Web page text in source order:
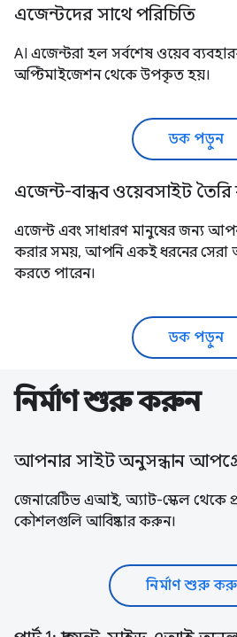
এজেন্টদের সাথে পরিচিতি
AI এজেন্টরা হল সর্বশেষ ওয়েব
অপ্টিমাইজেশন থেকে উপকৃত হয়।
ডক পড়ুন
এজেন্ট-বান্ধব ওয়েবসাইট
এজেন্ট এবং সাধারণ মানুষের জন্য
করার সময়, আপনি একই ধরনের
করতে পারেন।
ডক পড়ুন
নির্মাণ শুরু করুন
আপনার সাইট অনুসন্ধান
জেনারেটিভ এআই, অ্যাট-স্কেল থেকে
কৌশলগুলি আবিষ্কার করুন।
নির্মাণ শুরু